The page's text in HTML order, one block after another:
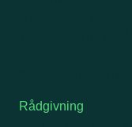
Rådgivning